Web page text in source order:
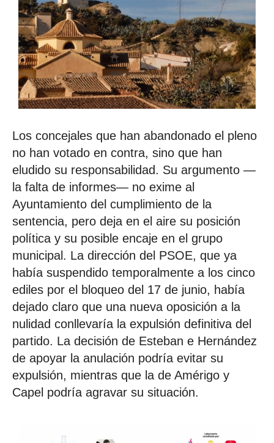
Los concejales que han abandonado el pleno
no han votado en contra, sino que han
eludido su responsabilidad. Su argumento —
la falta de informes— no exime al
Ayuntamiento del cumplimiento de la
sentencia, pero deja en el aire su posición
política y su posible encaje en el grupo
municipal. La dirección del PSOE, que ya
había suspendido temporalmente a los cinco
ediles por el bloqueo del 17 de junio, había
dejado claro que una nueva oposición a la
nulidad conllevaría la expulsión definitiva del
partido. La decisión de Esteban e Hernández
de apoyar la anulación podría evitar su
expulsión, mientras que la de Amérigo y
Capel podría agravar su situación.